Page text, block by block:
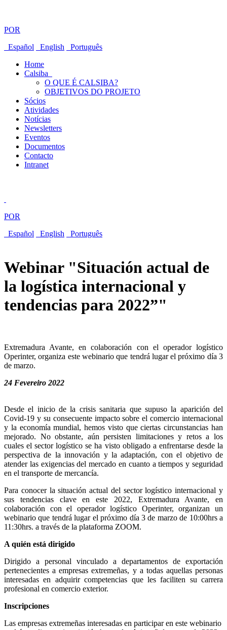
POR
Español
English
Português
Home
Calsiba
O QUE É CALSIBA?
OBJETIVOS DO PROJETO
Sócios
Atividades
Notícias
Newsletters
Eventos
Documentos
Contacto
Intranet
POR
Español
English Português
Webinar "Situación actual de
la logística internacional y
tendencias para 2022”"
Extremadura Avante, en colaboración con el operador logístico
Operinter, organiza este webinario que tendrá lugar el próximo día 3
de marzo.
24 Fevereiro 2022
Desde el inicio de la crisis sanitaria que supuso la aparición del
Covid-19 y su consecuente impacto sobre el comercio internacional
y la economía mundial, hemos visto que ciertas circunstancias han
mejorado. No obstante, aún persisten limitaciones y retos a los
cuales el sector logístico se ha visto obligado a enfrentarse desde la
perspectiva de la innovación y la adaptación, con el objetivo de
atender las exigencias del mercado en cuanto a tiempos y seguridad
en el transporte de mercancía.
Para conocer la situación actual del sector logístico internacional y
sus tendencias clave en este 2022, Extremadura Avante, en
colaboración con el operador logístico Operinter, organizan un
webinario que tendrá lugar el próximo día 3 de marzo de 10:00hrs a
11:30hrs. a través de la plataforma ZOOM.
A quién está dirigido
Dirigido a personal vinculado a departamentos de exportación
pertenecientes a empresas extremeñas, y a todas aquellas personas
interesadas en adquirir competencias que les faciliten su carrera
profesional en comercio exterior.
Inscripciones
Las empresas extremeñas interesadas en participar en este webinario